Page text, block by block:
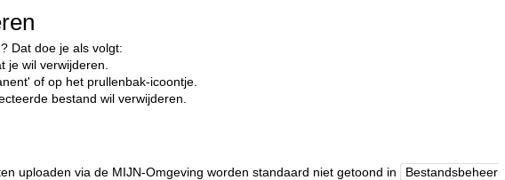
Dat doe je als volgt:
je wil verwijderen.
of op het prullenbak-icoontje.
bestand wil verwijderen.
uploaden via de MIJN-Omgeving worden standaard niet getoond in
Bestandsbeheer